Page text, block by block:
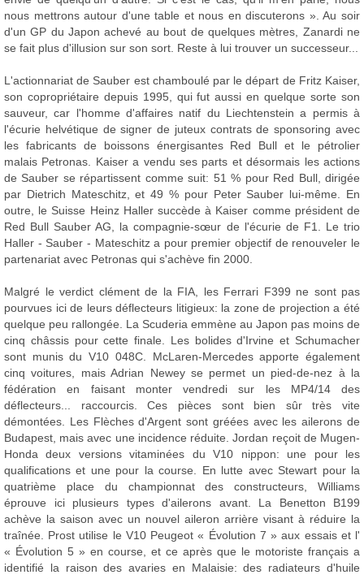
nous mettrons autour d'une table et nous en discuterons ». Au soir
d'un GP du Japon achevé au bout de quelques mètres, Zanardi ne
se fait plus d'illusion sur son sort. Reste à lui trouver un successeur...
L'actionnariat de Sauber est chamboulé par le départ de Fritz Kaiser,
son copropriétaire depuis 1995, qui fut aussi en quelque sorte son
sauveur, car l'homme d'affaires natif du Liechtenstein a permis à
l'écurie helvétique de signer de juteux contrats de sponsoring avec
les fabricants de boissons énergisantes Red Bull et le pétrolier
malais Petronas. Kaiser a vendu ses parts et désormais les actions
de Sauber se répartissent comme suit: 51 % pour Red Bull, dirigée
par Dietrich Mateschitz, et 49 % pour Peter Sauber lui-même. En
outre, le Suisse Heinz Haller succède à Kaiser comme président de
Red Bull Sauber AG, la compagnie-sœur de l'écurie de F1. Le trio
Haller - Sauber - Mateschitz a pour premier objectif de renouveler le
partenariat avec Petronas qui s'achève fin 2000.
Malgré le verdict clément de la FIA, les Ferrari F399 ne sont pas
pourvues ici de leurs déflecteurs litigieux: la zone de projection a été
quelque peu rallongée. La Scuderia emmène au Japon pas moins de
cinq châssis pour cette finale. Les bolides d'Irvine et Schumacher
sont munis du V10 048C. McLaren-Mercedes apporte également
cinq voitures, mais Adrian Newey se permet un pied-de-nez à la
fédération en faisant monter vendredi sur les MP4/14 des
déflecteurs... raccourcis. Ces pièces sont bien sûr très vite
démontées. Les Flèches d'Argent sont gréées avec les ailerons de
Budapest, mais avec une incidence réduite. Jordan reçoit de Mugen-
Honda deux versions vitaminées du V10 nippon: une pour les
qualifications et une pour la course. En lutte avec Stewart pour la
quatrième place du championnat des constructeurs, Williams
éprouve ici plusieurs types d'ailerons avant. La Benetton B199
achève la saison avec un nouvel aileron arrière visant à réduire la
traînée. Prost utilise le V10 Peugeot « Évolution 7 » aux essais et l'
« Évolution 5 » en course, et ce après que le motoriste français a
identifié la raison des avaries en Malaisie: des radiateurs d'huile